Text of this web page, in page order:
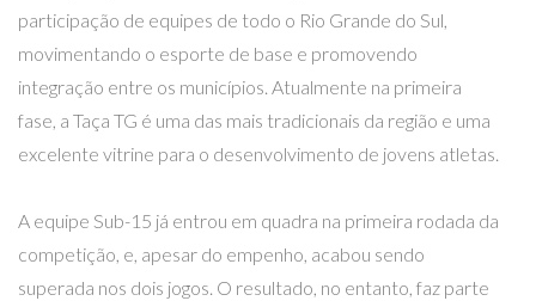
participação de equipes de todo o Rio Grande do Sul,
movimentando o esporte de base e promovendo
integração entre os municípios. Atualmente na primeira
fase, a Taça TG é uma das mais tradicionais da região e uma
excelente vitrine para o desenvolvimento de jovens atletas.
A equipe Sub-15 já entrou em quadra na primeira rodada da
competição, e, apesar do empenho, acabou sendo
superada nos dois jogos. O resultado, no entanto, faz parte